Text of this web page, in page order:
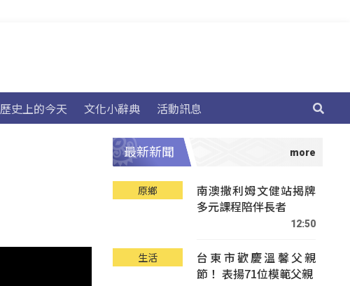
歷史上的今天 文化小辭典 活動訊息
最新新聞
原鄉
南澳撒利姆文健站揭牌
多元課程陪伴長者
12:50
生活
台東市歡慶溫馨父親
節！ 表揚71位模範父親